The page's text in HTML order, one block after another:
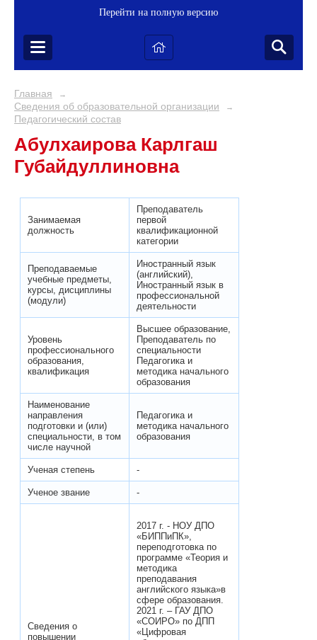
Перейти на полную версию
Главная →
Сведения об образовательной организации →
Педагогический состав
Абулхаирова Карлгаш
Губайдуллиновна
Занимаемая
должность
Преподаватель
первой
квалификационной
категории
Преподаваемые
учебные предметы,
курсы, дисциплины
(модули)
Иностранный язык
(английский),
Иностранный язык в
профессиональной
деятельности
Уровень
профессионального
образования,
квалификация
Высшее образование,
Преподаватель по
специальности
Педагогика и
методика начального
образования
Наименование
направления
подготовки и (или)
специальности, в том
числе научной
Педагогика и
методика начального
образования
Ученая степень -
Ученое звание -
Сведения о
повышении
2017 г. - НОУ ДПО
«БИППиПК»,
переподготовка по
программе «Теория и
методика
преподавания
английского языка»в
сфере образования.
2021 г. – ГАУ ДПО
«СОИРО» по ДПП
«Цифровая